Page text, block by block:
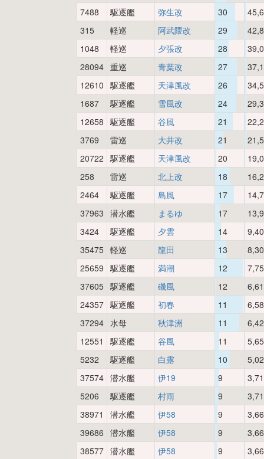
7488
駆逐艦 弥生改 30
315
軽巡 阿武隈改 29
1048
軽巡 夕張改 28
28094 重巡 青葉改 27
12610 駆逐艦 天津風改 26
1687
駆逐艦 雪風改 24
12658 駆逐艦 谷風 21
3769
雷巡 大井改 21
20722 駆逐艦 天津風改 20
258
雷巡 北上改 18
2464
駆逐艦 島風 17
37963 潜水艦 まるゆ 17
3424
駆逐艦 夕雲 14
35475 軽巡 龍田 13
25659 駆逐艦 満潮 12
37605 駆逐艦 磯風 12
24357 駆逐艦 初春 11
37294 水母 秋津洲 11
12551
駆逐艦 谷風 11
5232
駆逐艦 白露 10
37574 潜水艦 伊19 9
5206
駆逐艦 村雨 9
38971
潜水艦 伊58 9
39686 潜水艦 伊58 9
38577 潜水艦 伊58 9